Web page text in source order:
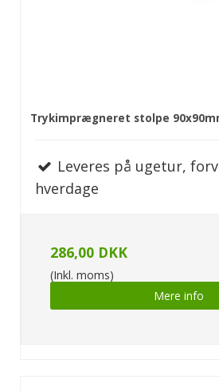
Trykimprægneret stolpe
Leveres på ugetur,
hverdage
286,00 DKK
(Inkl. moms)
Mere info